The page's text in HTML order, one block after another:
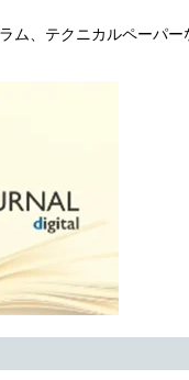
ム、テクニカルペーパー